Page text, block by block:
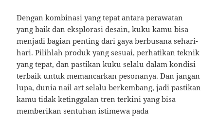
Dengan kombinasi yang tepat antara perawatan
yang baik dan eksplorasi desain, kuku kamu bisa
menjadi bagian penting dari gaya berbusana sehari-
hari. Pilihlah produk yang sesuai, perhatikan teknik
yang tepat, dan pastikan kuku selalu dalam kondisi
terbaik untuk memancarkan pesonanya. Dan jangan
lupa, dunia nail art selalu berkembang, jadi pastikan
kamu tidak ketinggalan tren terkini yang bisa
memberikan sentuhan istimewa pada